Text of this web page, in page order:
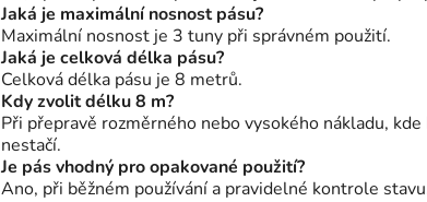
Jaká je maximální nosnost pásu?
Maximální nosnost je 3 tuny při správném použití.
Jaká je celková délka pásu?
Celková délka pásu je 8 metrů.
Kdy zvolit délku 8 m?
Při přepravě rozměrného nebo vysokého nákladu,
nestačí.
Je pás vhodný pro opakované použití?
Ano, při běžném používání a pravidelné kontrole